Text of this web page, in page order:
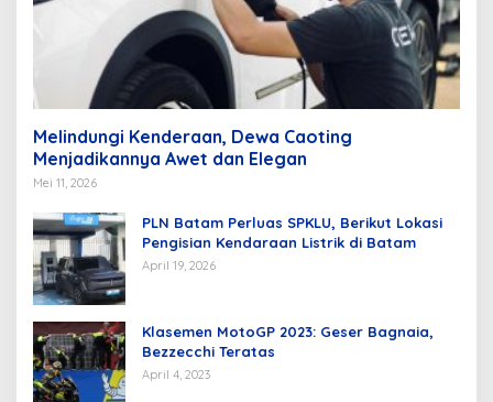
Melindungi Kenderaan, Dewa Caoting
Menjadikannya Awet dan Elegan
Mei 11, 2026
PLN Batam Perluas SPKLU, Berikut Lokasi
Pengisian Kendaraan Listrik di Batam
April 19, 2026
Klasemen MotoGP 2023: Geser Bagnaia,
Bezzecchi Teratas
April 4, 2023